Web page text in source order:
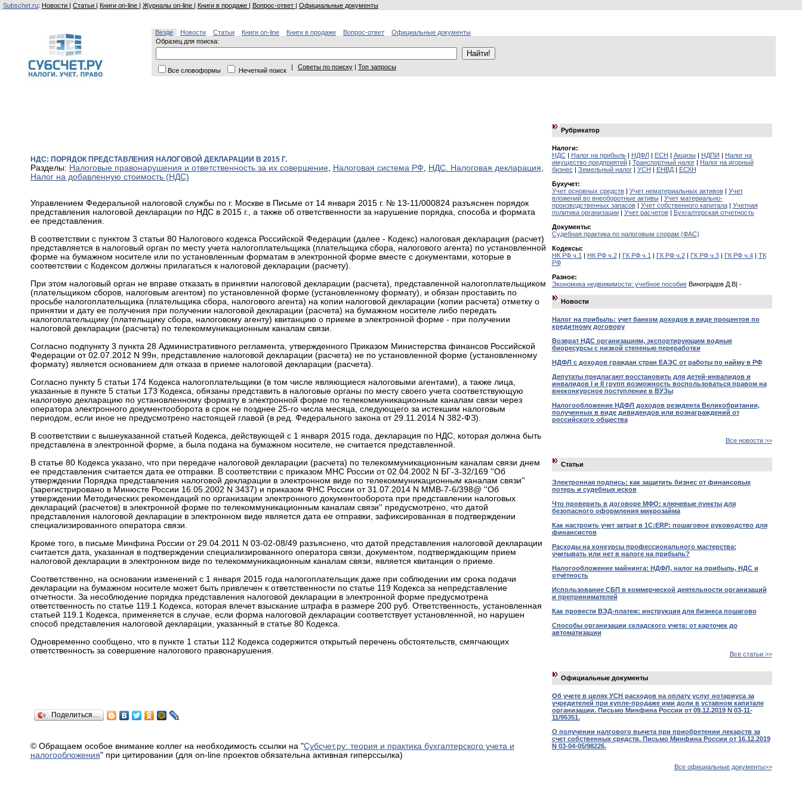
Subschet.ru: Новости | Статьи | Книги on-line | Журналы on-line | Книги в продаже | Вопрос-ответ | Официальные документы
Везде Новости Статьи Книги on-line Книги в продаже Вопрос-ответ
Официальные документы
Образец для поиска:
Все словоформы Нечеткий поиск | Советы по поиску | Топ запросы
НДС: ПОРЯДОК ПРЕДСТАВЛЕНИЯ НАЛОГОВОЙ ДЕКЛАРАЦИИ В 2015 Г.
Разделы: Налоговые правонарушения и ответственность за их совершение, Налоговая система РФ, НДС. Налоговая декларация,
Налог на добавленную стоимость (НДС)
Управлением Федеральной налоговой службы по г. Москве в Письме от 14 января 2015 г. № 13-11/000824 разъяснен порядок
представления налоговой декларации по НДС в 2015 г., а также об ответственности за нарушение порядка, способа и формата
ее представления.
В соответствии с пунктом 3 статьи 80 Налогового кодекса Российской Федерации (далее - Кодекс) налоговая декларация (расчет)
представляется в налоговый орган по месту учета налогоплательщика (плательщика сбора, налогового агента) по установленной
форме на бумажном носителе или по установленным форматам в электронной форме вместе с документами, которые в
соответствии с Кодексом должны прилагаться к налоговой декларации (расчету).
При этом налоговый орган не вправе отказать в принятии налоговой декларации (расчета), представленной налогоплательщиком
(плательщиком сборов, налоговым агентом) по установленной форме (установленному формату), и обязан проставить по
просьбе налогоплательщика (плательщика сбора, налогового агента) на копии налоговой декларации (копии расчета) отметку о
принятии и дату ее получения при получении налоговой декларации (расчета) на бумажном носителе либо передать
налогоплательщику (плательщику сбора, налоговому агенту) квитанцию о приеме в электронной форме - при получении
налоговой декларации (расчета) по телекоммуникационным каналам связи.
Согласно подпункту 3 пункта 28 Административного регламента, утвержденного Приказом Министерства финансов Российской
Федерации от 02.07.2012 N 99н, представление налоговой декларации (расчета) не по установленной форме (установленному
формату) является основанием для отказа в приеме налоговой декларации (расчета).
Согласно пункту 5 статьи 174 Кодекса налогоплательщики (в том числе являющиеся налоговыми агентами), а также лица,
указанные в пункте 5 статьи 173 Кодекса, обязаны представить в налоговые органы по месту своего учета соответствующую
налоговую декларацию по установленному формату в электронной форме по телекоммуникационным каналам связи через
оператора электронного документооборота в срок не позднее 25-го числа месяца, следующего за истекшим налоговым
периодом, если иное не предусмотрено настоящей главой (в ред. Федерального закона от 29.11.2014 N 382-ФЗ).
В соответствии с вышеуказанной статьей Кодекса, действующей с 1 января 2015 года, декларация по НДС, которая должна быть
представлена в электронной форме, а была подана на бумажном носителе, не считается представленной.
В статье 80 Кодекса указано, что при передаче налоговой декларации (расчета) по телекоммуникационным каналам связи днем
ее представления считается дата ее отправки. В соответствии с приказом МНС России от 02.04.2002 N БГ-3-32/169 ''Об
утверждении Порядка представления налоговой декларации в электронном виде по телекоммуникационным каналам связи''
(зарегистрировано в Минюсте России 16.05.2002 N 3437) и приказом ФНС России от 31.07.2014 N ММВ-7-6/398@ ''Об
утверждении Методических рекомендаций по организации электронного документооборота при представлении налоговых
деклараций (расчетов) в электронной форме по телекоммуникационным каналам связи'' предусмотрено, что датой
представления налоговой декларации в электронном виде является дата ее отправки, зафиксированная в подтверждении
специализированного оператора связи.
Кроме того, в письме Минфина России от 29.04.2011 N 03-02-08/49 разъяснено, что датой представления налоговой декларации
считается дата, указанная в подтверждении специализированного оператора связи, документом, подтверждающим прием
налоговой декларации в электронном виде по телекоммуникационным каналам связи, является квитанция о приеме.
Соответственно, на основании изменений с 1 января 2015 года налогоплательщик даже при соблюдении им срока подачи
декларации на бумажном носителе может быть привлечен к ответственности по статье 119 Кодекса за непредставление
отчетности. За несоблюдение порядка представления налоговой декларации в электронной форме предусмотрена
ответственность по статье 119.1 Кодекса, которая влечет взыскание штрафа в размере 200 руб. Ответственность, установленная
статьей 119.1 Кодекса, применяется в случае, если форма налоговой декларации соответствует установленной, но нарушен
способ представления налоговой декларации, указанный в статье 80 Кодекса.
Одновременно сообщено, что в пункте 1 статьи 112 Кодекса содержится открытый перечень обстоятельств, смягчающих
ответственность за совершение налогового правонарушения.
Поделиться…
© Обращаем особое внимание коллег на необходимость ссылки на "Субсчет.ру: теория и практика бухгалтерского учета и
налогообложения" при цитировании (для on-line проектов обязательна активная гиперссылка)
Рубрикатор
Налоги:
НДС| Налог на прибыль| НДФЛ| ЕСН | Акцизы| НДПИ | Налог на
имущество предприятий| Транспортный налог| Налог на игорный
бизнес | Земельный налог| УСН | ЕНВД| ЕСХН
Бухучет:
Учет основных средств| Учет нематериальных активов| Учет
вложений во внеоборотные активы| Учет материально-
производственных запасов| Учет собственного капитала| Учетная
политика организации| Учет расчетов| Бухгалтерская отчетность
Документы:
Судебная практика по налоговым спорам (ФАС)
Кодексы:
НК РФ ч.1 | НК РФ ч.2| ГК РФ ч.1 | ГК РФ ч.2| ГК РФ ч.3| ГК РФ ч.4| ТК
РФ
Разное:
Экономика недвижимости: учебное пособиеВиноградов Д.В| -
Новости
Налог на прибыль: учет банком доходов в виде процентов по
кредитному договору
Возврат НДС организациям, экспортирующим водные
биоресурсы с низкой степенью переработки
НДФЛ с доходов граждан стран ЕАЭС от работы по найму в РФ
Депутаты предлагают восстановить для детей-инвалидов и
инвалидов I и II групп возможность воспользоваться правом на
внеконкурсное поступление в ВУЗы
Налогообложение НДФЛ доходов резидента Великобритании,
полученных в виде дивидендов или вознаграждений от
российского общества
Все новости >>
Статьи
Электронная подпись: как защитить бизнес от финансовых
потерь и судебных исков
Что проверить в договоре МФО: ключевые пункты для
безопасного оформления микрозайма
Как настроить учет затрат в 1С:ERP: пошаговое руководство для
финансистов
Расходы на конкурсы профессионального мастерства:
учитывать или нет в налоге на прибыль?
Налогообложение майнинга: НДФЛ, налог на прибыль, НДС и
отчётность
Использование СБП в коммерческой деятельности организаций
и препринимателей
Как провести ВЭД-платеж: инструкция для бизнеса пошагово
Способы организации складского учета: от карточек до
автоматизации
Все статьи >>
Официальные документы
Об учете в целях УСН расходов на оплату услуг нотариуса за
учредителей при купле-продаже ими доли в уставном капитале
организации. Письмо Минфина России от 09.12.2019 N 03-11-
11/95351.
О получении налгового вычета при приобретении лекарств за
счет собственных средств. Письмо Минфина России от 16.12.2019
N 03-04-05/98226.
Все официальные документы>>